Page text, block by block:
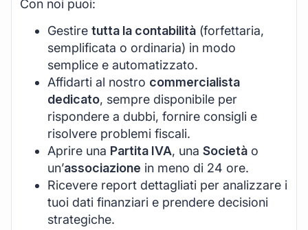
Con noi puoi:
Gestire tutta la contabilità (forfettaria,
semplificata o ordinaria) in modo
semplice e automatizzato.
Affidarti al nostro commercialista
dedicato, sempre disponibile per
rispondere a dubbi, fornire consigli e
risolvere problemi fiscali.
Aprire una Partita IVA, una Società o
un’associazione in meno di 24 ore.
Ricevere report dettagliati per analizzare i
tuoi dati finanziari e prendere decisioni
strategiche.